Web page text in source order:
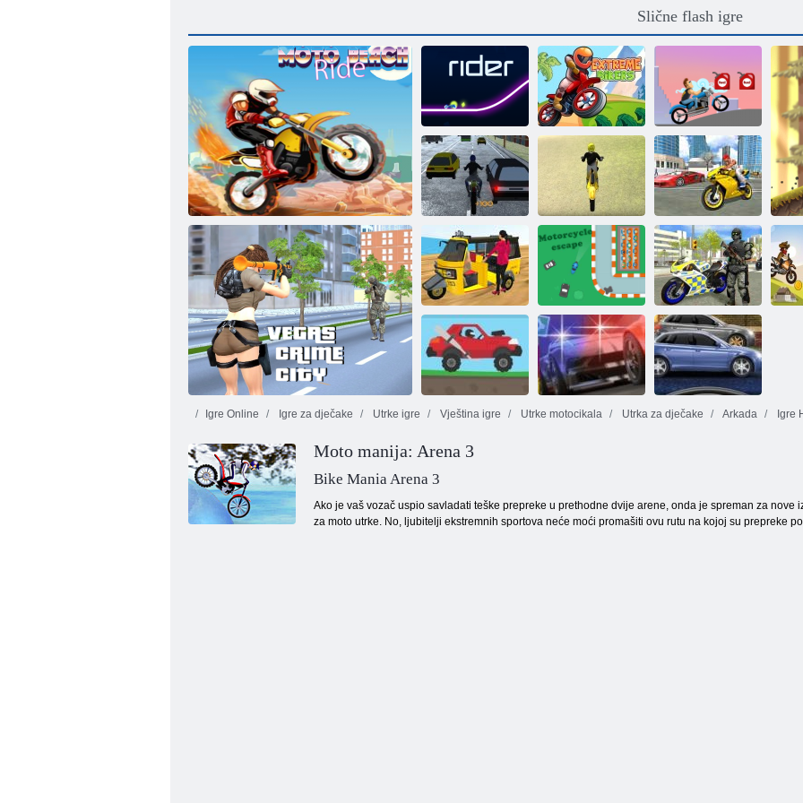
Slične flash igre
Moto utrka na plaži
Jahač
Ekstremni
biciklisti
Moto utrka
Motociklistički
promet
Moto plaža
Pravi gangster:
Veliki gradski
simulator
Tuk auto rikša
2020
Bijeg od
motocikla
Simulator
motocikla
gradske policije
Uzbrdo utrke 2
Igre Online Igre za dječake Utrke igre Vještina igre Utrke motocikala Utrka za dječake Arkada Igre
Moto manija: Arena 3
Bike Mania Arena 3
Ako je vaš vozač uspio savladati teške prepreke u prethodne dvije arene, onda je spreman za
za moto utrke. No, ljubitelji ekstremnih sportova neće moći promašiti ovu rutu na kojoj su prepreke